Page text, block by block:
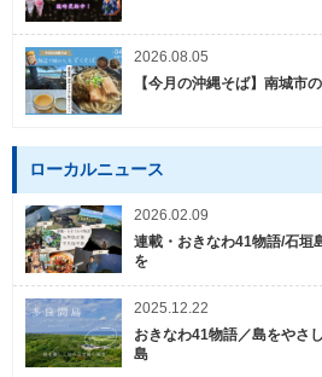
2026.08.05
【今月の沖縄そば】南城市
ローカルニュース
2026.02.09
連載・おきなわ41物語/石垣
を
2025.12.22
おきなわ41物語／島をやさ
島